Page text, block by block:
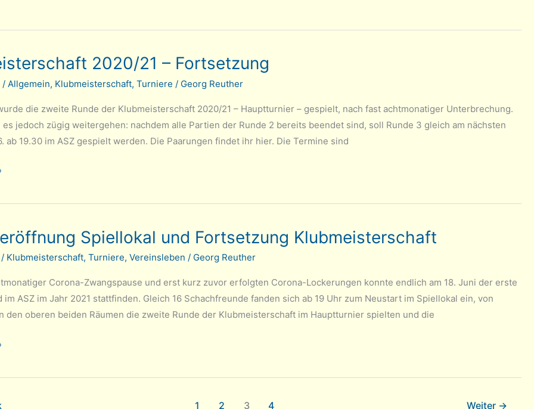
2020/21 – Fortsetzung
/ Allgemein, Klubmeisterschaft, Turniere / Georg Reuther
die zweite Runde der Klubmeisterschaft 2020/21 – Hauptturnier – gespielt, nach fast achtmonatiger Unterbrechung.
jedoch zügig weitergehen: nachdem alle Partien der Runde 2 bereits beendet sind, soll Runde 3 gleich am nächsten
ab 19.30 im ASZ gespielt werden. Die Paarungen findet ihr hier. Die Termine sind
Spiellokal und Fortsetzung Klubmeisterschaft
/ Klubmeisterschaft, Turniere, Vereinsleben / Georg Reuther
Corona-Zwangspause und erst kurz zuvor erfolgten Corona-Lockerungen konnte endlich am 18. Juni der erste
im ASZ im Jahr 2021 stattfinden. Gleich 16 Schachfreunde fanden sich ab 19 Uhr zum Neustart im Spiellokal ein, von
den oberen beiden Räumen die zweite Runde der Klubmeisterschaft im Hauptturnier spielten und die
1 2 3 4 Weiter →